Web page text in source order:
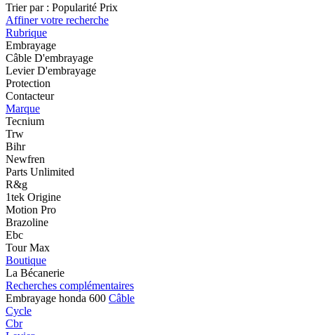
Trier par : Popularité Prix
Affiner votre recherche
Rubrique
Embrayage
Câble D'embrayage
Levier D'embrayage
Protection
Contacteur
Marque
Tecnium
Trw
Bihr
Newfren
Parts Unlimited
R&g
1tek Origine
Motion Pro
Brazoline
Ebc
Tour Max
Boutique
La Bécanerie
Recherches complémentaires
Embrayage honda 600 Câble
Cycle
Cbr